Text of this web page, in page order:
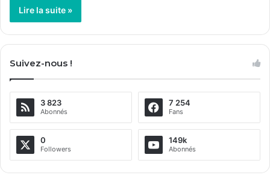
Lire la suite »
Suivez-nous !
3 823
Abonnés
7 254
Fans
0
Followers
149k
Abonnés